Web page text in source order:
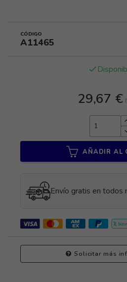
CÓDIGO
A11465
done
29,67 €
AÑADIR AL
Envío gratis en todos
Solicitar más